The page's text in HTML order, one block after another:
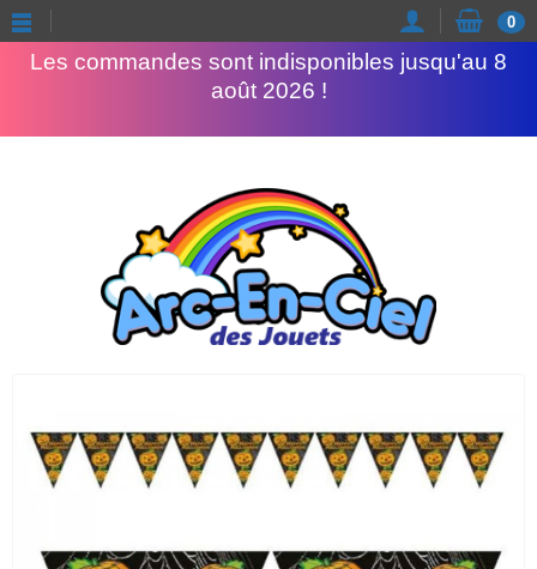
Les commandes sont indisponibles jusqu'au 8
août 2026 !
0